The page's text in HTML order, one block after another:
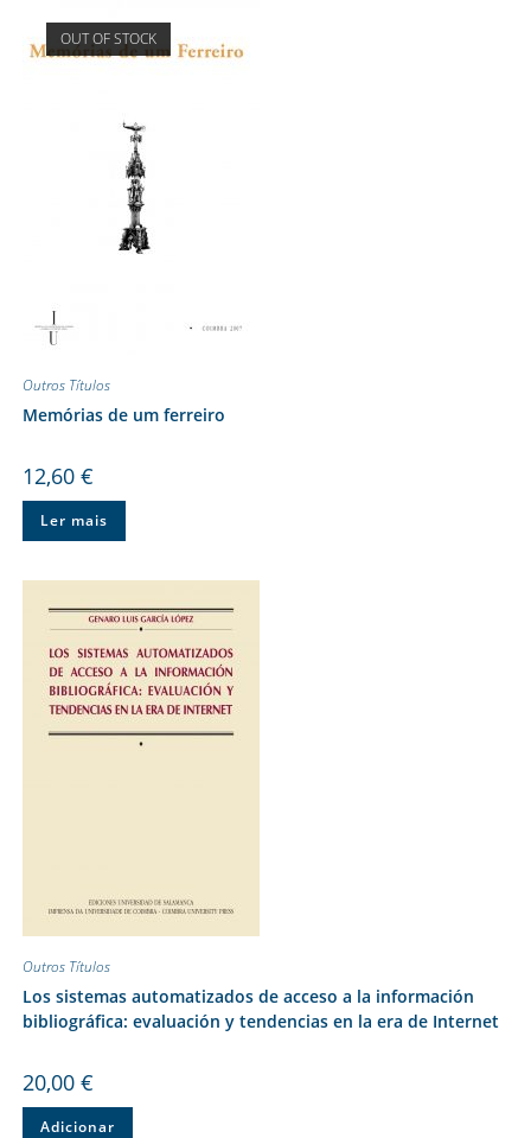
OUT OF STOCK
Outros Títulos
Memórias de um ferreiro
12,60 €
Ler mais
Outros Títulos
Los sistemas automatizados de acceso a la información
bibliográfica: evaluación y tendencias en la era de Internet
20,00 €
Adicionar